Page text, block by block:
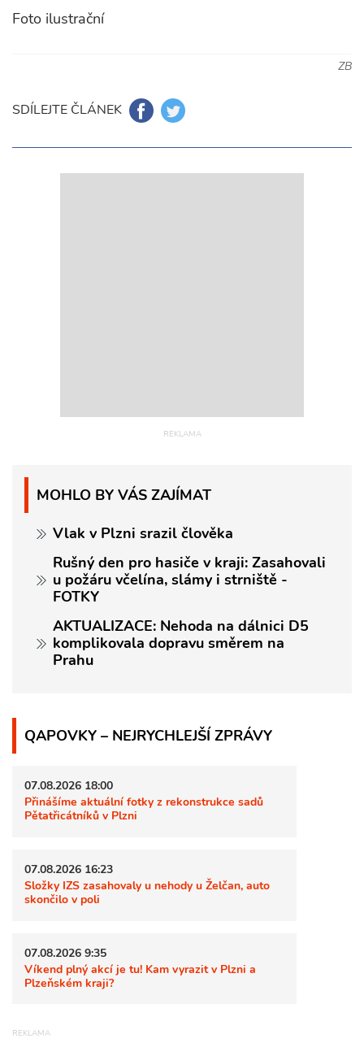
Foto ilustrační
ZB
SDÍLEJTE ČLÁNEK
MOHLO BY VÁS ZAJÍMAT
Vlak v Plzni srazil člověka
Rušný den pro hasiče v kraji: Zasahovali
u požáru včelína, slámy i strniště -
FOTKY
AKTUALIZACE: Nehoda na dálnici D5
komplikovala dopravu směrem na
Prahu
QAPOVKY – NEJRYCHLEJŠÍ ZPRÁVY
07.08.2026 18:00
Přinášíme aktuální fotky z rekonstrukce sadů
Pětatřicátníků v Plzni
07.08.2026 16:23
Složky IZS zasahovaly u nehody u Želčan, auto
skončilo v poli
07.08.2026 9:35
Víkend plný akcí je tu! Kam vyrazit v Plzni a
Plzeňském kraji?